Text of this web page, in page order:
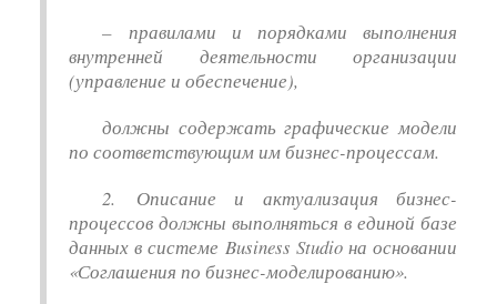
– правилами и порядками выполнения
внутренней деятельности организации
(управление и обеспечение),
должны содержать графические модели
по соответствующим им бизнес-процессам.
2. Описание и актуализация бизнес-
процессов должны выполняться в единой базе
данных в системе Business Studio на основании
«Соглашения по бизнес-моделированию».